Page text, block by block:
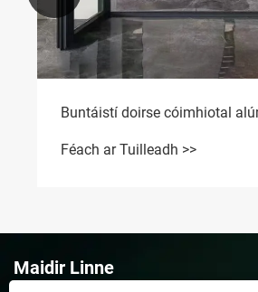
Buntáistí doirse cóimhiotal
Féach ar Tuilleadh >>
Maidir Linne